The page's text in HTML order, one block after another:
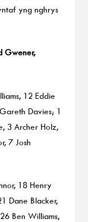
yng nghrys
Gwener,
12 Eddie
Davies; 1
3 Archer Holz,
7 Josh
18 Henry
Dane Blacker,
Ben Williams,